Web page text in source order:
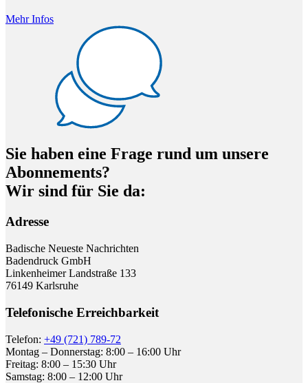
Mehr Infos
Sie haben eine Frage rund um unsere
Abonnements?
Wir sind für Sie da:
Adresse
Badische Neueste Nachrichten
Badendruck GmbH
Linkenheimer Landstraße 133
76149 Karlsruhe
Telefonische Erreichbarkeit
Telefon: +49 (721) 789-72
Montag – Donnerstag: 8:00 – 16:00 Uhr
Freitag: 8:00 – 15:30 Uhr
Samstag: 8:00 – 12:00 Uhr